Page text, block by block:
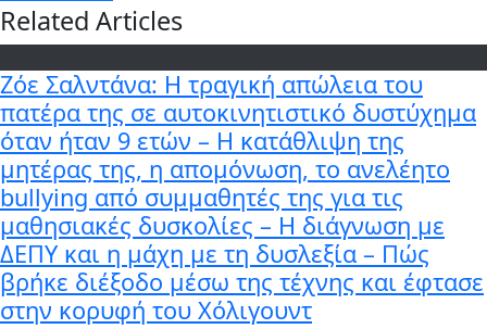
Related Articles
Ζόε Σαλντάνα: Η τραγική απώλεια του
πατέρα της σε αυτοκινητιστικό δυστύχημα
όταν ήταν 9 ετών – Η κατάθλιψη της
μητέρας της, η απομόνωση, το ανελέητο
bullying από συμμαθητές της για τις
μαθησιακές δυσκολίες – Η διάγνωση με
ΔΕΠΥ και η μάχη με τη δυσλεξία – Πώς
βρήκε διέξοδο μέσω της τέχνης και έφτασε
στην κορυφή του Χόλιγουντ